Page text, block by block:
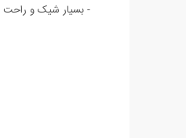
- بسيار شيک و راحت